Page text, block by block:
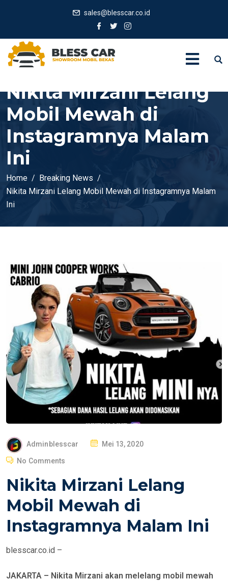
sales@blesscar.co.id
Nikita Mirzani Lelang
Mobil Mewah di
Instagramnya Malam
Ini
Home
Breaking News
Nikita Mirzani Lelang Mobil Mewah di Instagramnya Malam
Ini
Adminblesscar
P
T
D
O
N
Mei 13, 2020
No Comments
Nikita Mirzani Lelang
Mobil Mewah di
Instagramnya Malam Ini
blesscar.co.id –
JAKARTA – Nikita Mirzani akan melelang mobil mewah